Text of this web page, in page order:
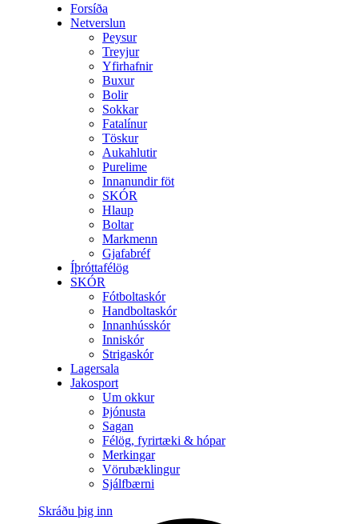
Forsíða
Netverslun
Peysur
Treyjur
Yfirhafnir
Buxur
Bolir
Sokkar
Fatalínur
Töskur
Aukahlutir
Purelime
Innanundir föt
SKÓR
Hlaup
Boltar
Markmenn
Gjafabréf
Íþróttafélög
SKÓR
Fótboltaskór
Handboltaskór
Innanhússkór
Inniskór
Strigaskór
Lagersala
Jakosport
Um okkur
Þjónusta
Sagan
Félög, fyrirtæki & hópar
Merkingar
Vörubæklingur
Sjálfbærni
Skráðu þig inn